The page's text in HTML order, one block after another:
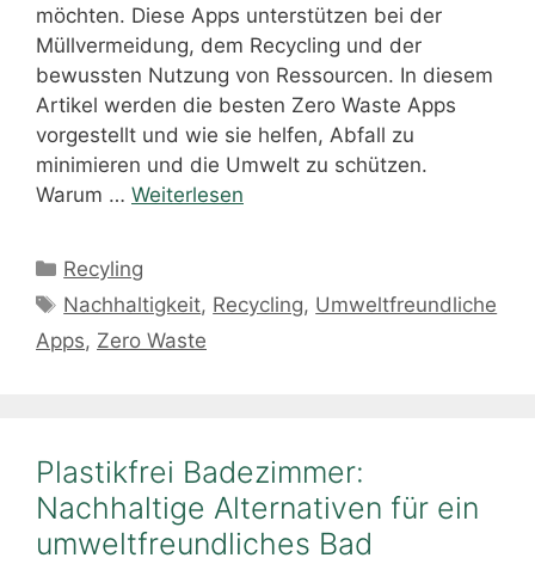
möchten. Diese Apps unterstützen bei der
Müllvermeidung, dem Recycling und der
bewussten Nutzung von Ressourcen. In diesem
Artikel werden die besten Zero Waste Apps
vorgestellt und wie sie helfen, Abfall zu
minimieren und die Umwelt zu schützen.
Warum … Weiterlesen
Kategorien
Recyling
Schlagwörter
Nachhaltigkeit, Recycling, Umweltfreundliche
Apps, Zero Waste
Plastikfrei Badezimmer:
Nachhaltige Alternativen für ein
umweltfreundliches Bad